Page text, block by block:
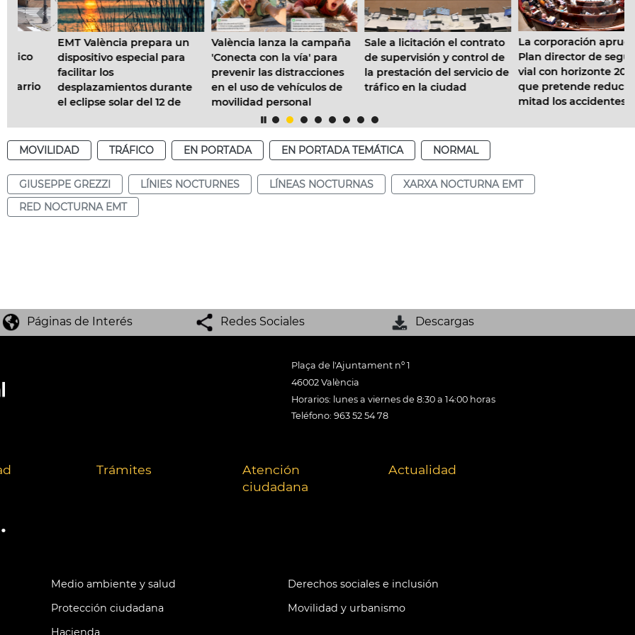
EMT València prepara un
dispositivo especial para
facilitar los
desplazamientos durante
el eclipse solar del 12 de
València lanza la campaña
'Conecta con la vía' para
prevenir las distracciones
en el uso de vehículos de
movilidad personal
Sale a licitación el contrato
de supervisión y control de
la prestación del servicio de
tráfico en la ciudad
La corporación aprueba el
Plan director de seguridad
vial con horizonte 2030,
que pretende reducir a la
mitad los accidentes de
MOVILIDAD TRÁFICO EN PORTADA EN PORTADA TEMÁTICA NORMAL
GIUSEPPE GREZZI LÍNIES NOCTURNES LÍNEAS NOCTURNAS
XARXA NOCTURNA EMT
RED NOCTURNA EMT
Páginas de Interés Redes Sociales Descargas
Plaça de l'Ajuntament nº 1
46002 València
Horarios: lunes a viernes de 8:30 a 14:00 horas
Teléfono: 963 52 54 78
Trámites
Atención
ciudadana
Actualidad
Medio ambiente y salud
Derechos sociales e inclusión
Protección ciudadana
Movilidad y urbanismo
Hacienda